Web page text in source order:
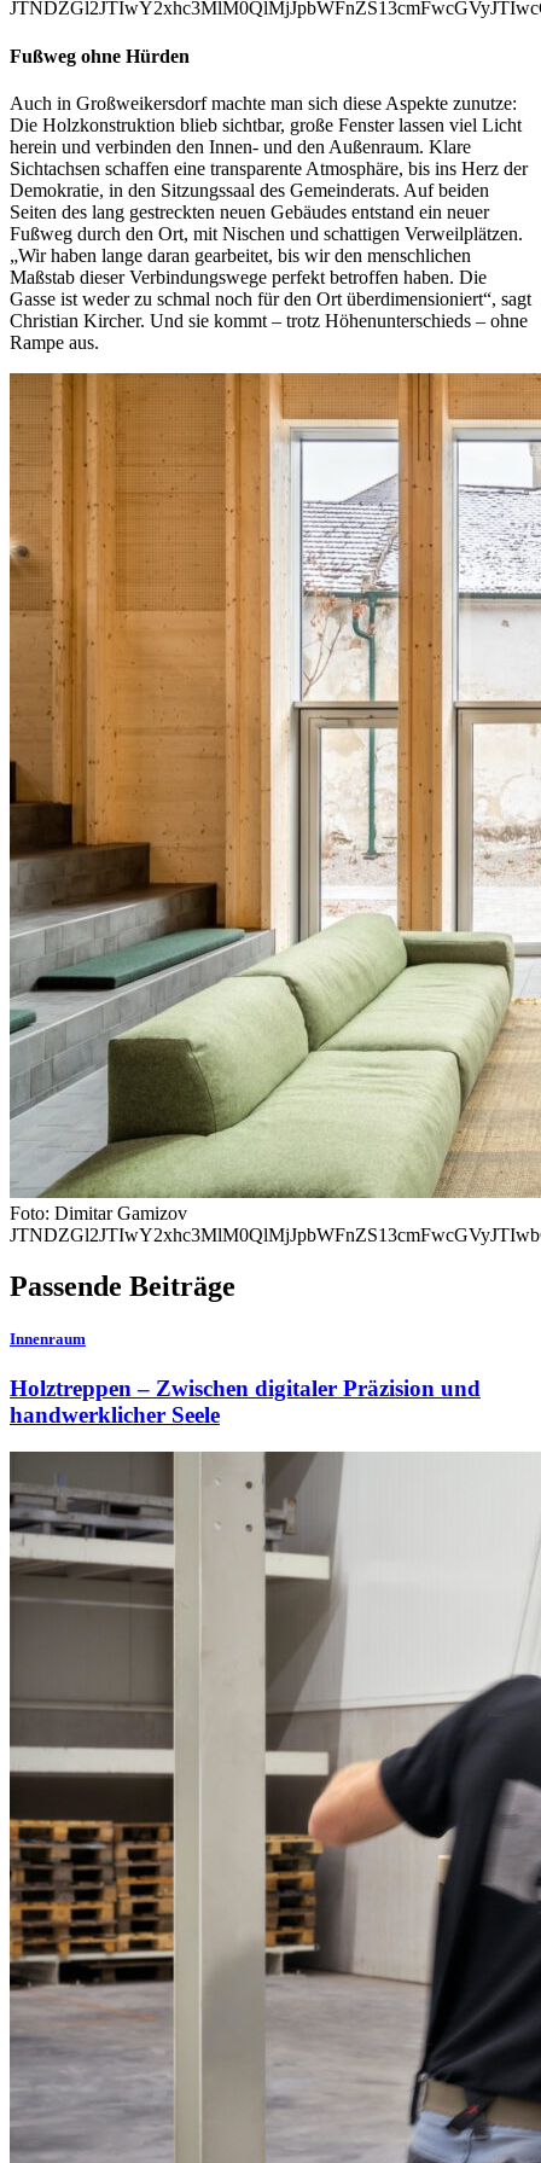
Fußweg ohne Hürden
Auch in Großweikersdorf machte man sich diese Aspekte zunutze:
Die Holzkon­struktion blieb sichtbar, große Fenster lassen viel Licht
herein und verbinden den Innen- und den Außenraum. Klare
Sichtachsen schaffen eine transparente Atmosphäre, bis ins Herz der
Demokratie, in den Sitzungssaal des Gemeinderats. Auf beiden
Seiten des lang gestreckten neuen Gebäudes entstand ein neuer
Fußweg durch den Ort, mit Nischen und schattigen Verweilplätzen.
„Wir haben lange daran gearbeitet, bis wir den menschlichen
Maßstab dieser Verbindungswege perfekt betroffen haben. Die
Gasse ist weder zu schmal noch für den Ort überdimensioniert“, sagt
Christian Kircher. Und sie kommt – trotz Höhenunterschieds – ohne
Rampe aus.
Foto: Dimitar Gamizov
Passende Beiträge
Innenraum
Holztreppen – Zwischen digitaler Präzision und
handwerklicher Seele